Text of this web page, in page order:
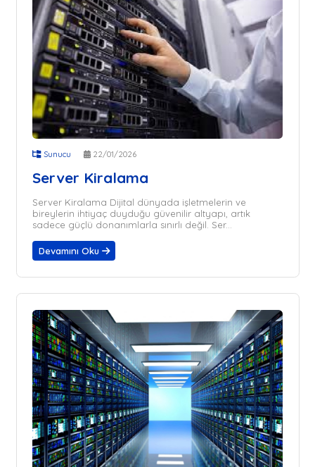
Sunucu 22/01/2026
Server Kiralama
Server Kiralama Dijital dünyada işletmelerin ve
bireylerin ihtiyaç duyduğu güvenilir altyapı, artık
sadece güçlü donanımlarla sınırlı değil. Ser...
Devamını Oku